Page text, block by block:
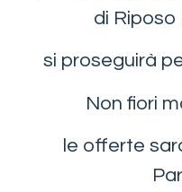
di Riposo
si proseguirà
Non fiori
le offerte